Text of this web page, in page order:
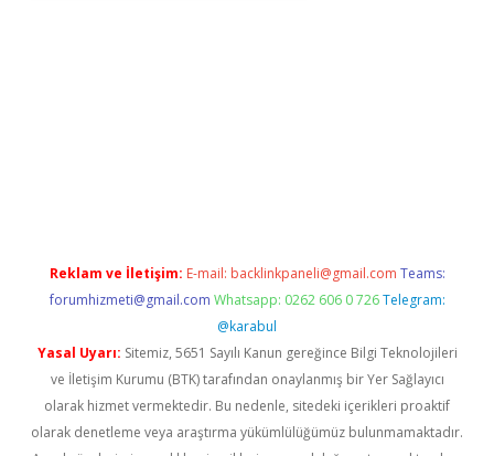
Reklam ve İletişim: E-mail: backlinkpaneli@gmail.com Teams:
forumhizmeti@gmail.com Whatsapp: 0262 606 0 726 Telegram:
@karabul
Yasal Uyarı: Sitemiz, 5651 Sayılı Kanun gereğince Bilgi Teknolojileri
ve İletişim Kurumu (BTK) tarafından onaylanmış bir Yer Sağlayıcı
olarak hizmet vermektedir. Bu nedenle, sitedeki içerikleri proaktif
olarak denetleme veya araştırma yükümlülüğümüz bulunmamaktadır.